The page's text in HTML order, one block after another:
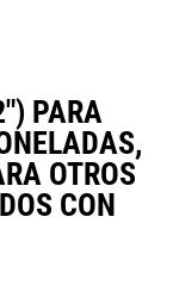
PARA
OTROS
CON